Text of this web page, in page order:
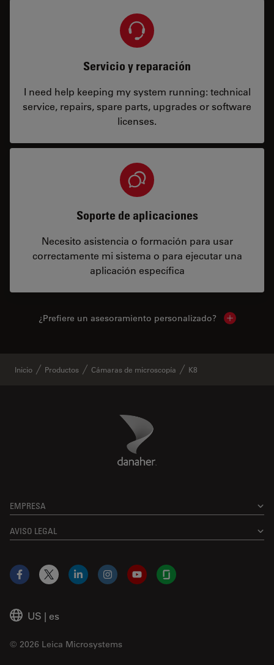
Servicio y reparación
I need help keeping my system running: technical
service, repairs, spare parts, upgrades or software
licenses.
Soporte de aplicaciones
Necesito asistencia o formación para usar
correctamente mi sistema o para ejecutar una
aplicación específica
¿Prefiere un asesoramiento personalizado? Show local
Inicio Productos Cámaras de microscopía K8
Danaher Logo
EMPRESA
AVISO LEGAL
US | es
© 2026 Leica Microsystems
Facebook
X LinkedInInstagramYouTubeGlassdoor